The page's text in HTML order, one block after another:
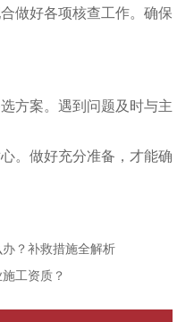
做好各项核查工作。确保
方案。遇到问题及时与主
。做好充分准备，才能确
？补救措施全解析
工资质？